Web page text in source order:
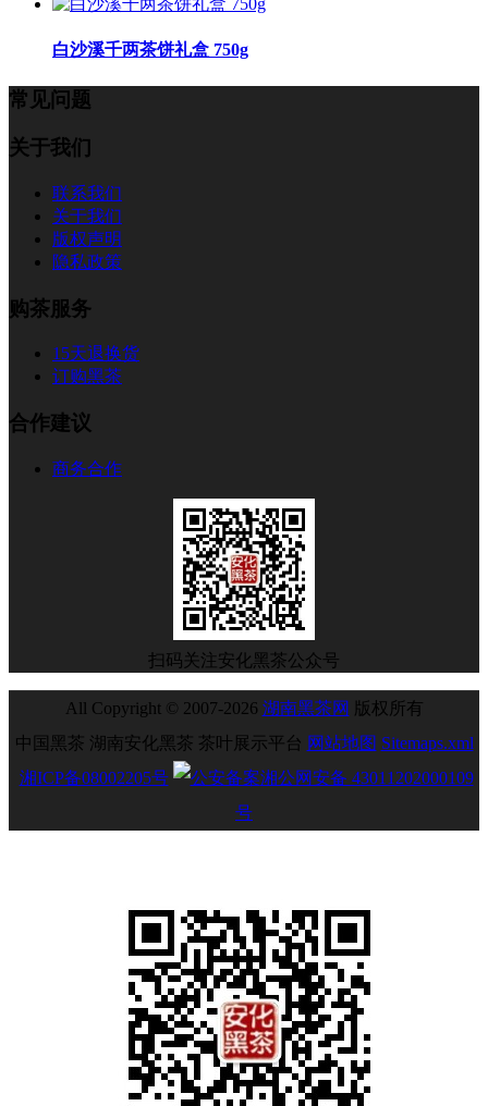
白沙溪千两茶饼礼盒 750g
常见问题
关于我们
联系我们
关于我们
版权声明
隐私政策
购茶服务
15天退换货
订购黑茶
合作建议
商务合作
扫码关注安化黑茶公众号
All Copyright © 2007-2026 湖南黑茶网
版权所有
中国黑茶 湖南安化黑茶 茶叶展示平台 网站地图 Sitemaps.xml
湘ICP备08002205号
湘公网安备 43011202000109
号